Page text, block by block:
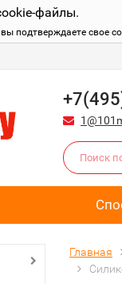
файлы.
подтверждаете свое
Главная